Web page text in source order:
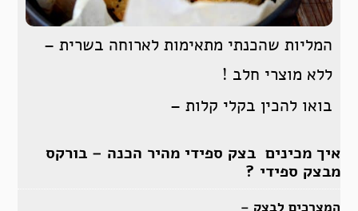
המליות שהכנתי מתאימות לארוחה בשרית –
ללא מוצרי חלב !
בואו להכין בקלי קלות –
איך מכינים בצק ספידי מהיר הכנה – בורקס
מבצק ספידי ?
המצרכים לבצק –